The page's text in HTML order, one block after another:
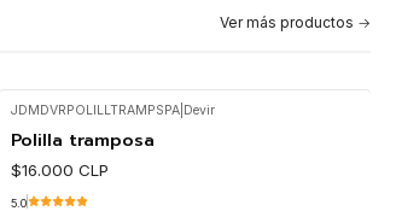
Ver más productos
JDMDVRPOLILLTRAMPSPA| Devir
Polilla tramposa
$16.000 CLP
5.0